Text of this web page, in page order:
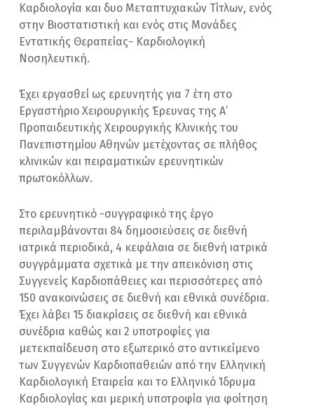
Καρδιολογία και δυο Μεταπτυχιακών Τίτλων, ενός
στην Βιοστατιστική και ενός στις Μονάδες
Εντατικής Θεραπείας- Καρδιολογική
Νοσηλευτική.
Έχει εργασθεί ως ερευνητής για 7 έτη στο
Εργαστήριο Χειρουργικής Έρευνας της Α’
Προπαιδευτικής Χειρουργικής Κλινικής του
Πανεπιστημίου Αθηνών μετέχοντας σε πλήθος
κλινικών και πειραματικών ερευνητικών
πρωτοκόλλων.
Στο ερευνητικό -συγγραφικό της έργο
περιλαμβάνονται 84 δημοσιεύσεις σε διεθνή
ιατρικά περιοδικά, 4 κεφάλαια σε διεθνή ιατρικά
συγγράμματα σχετικά με την απεικόνιση στις
Συγγενείς Καρδιοπάθειες και περισσότερες από
150 ανακοινώσεις σε διεθνή και εθνικά συνέδρια.
Έχει λάβει 15 διακρίσεις σε διεθνή και εθνικά
συνέδρια καθώς και 2 υποτροφίες για
μετεκπαίδευση στο εξωτερικό στο αντικείμενο
των Συγγενών Καρδιοπαθειών από την Ελληνική
Καρδιολογική Εταιρεία και το Ελληνικό Ίδρυμα
Καρδιολογίας και μερική υποτροφία για φοίτηση